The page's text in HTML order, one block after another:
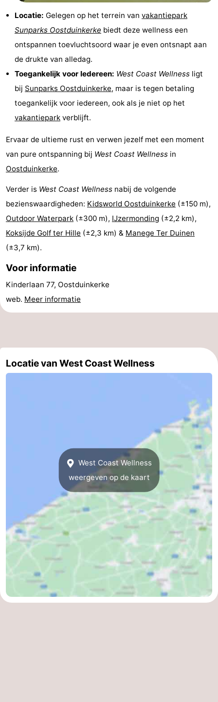
Route
Parkeren
Kusttram
Reisboekenwinkel
Nieuws
Medische
West-
Vlaanderen
-
Gent
-
Natuur
-
Blankenberge
-
Oostduinkerke
Koksijde
-
Locatie: Gelegen op het terrein van vakantiepark
Sunparks Oostduinkerke biedt deze wellness een
ontspannen toevluchtsoord waar je even ontsnapt aan
de drukte van alledag.
Toegankelijk voor Iedereen: West Coast Wellness ligt
bij Sunparks Oostduinkerke, maar is tegen betaling
toegankelijk voor iedereen, ook als je niet op het
vakantiepark verblijft.
Ervaar de ultieme rust en verwen jezelf met een moment
van pure ontspanning bij West Coast Wellness in
Oostduinkerke.
Verder is West Coast Wellness nabij de volgende
bezienswaardigheden: Kidsworld Oostduinkerke (±150 m),
Outdoor Waterpark (±300 m), IJzermonding (±2,2 km),
Koksijde Golf ter Hille (±2,3 km) & Manege Ter Duinen
(±3,7 km).
Voor informatie
Kinderlaan 77, Oostduinkerke
web. Meer informatie
Locatie van West Coast Wellness
West Coast Wellness
weergeven op de kaart